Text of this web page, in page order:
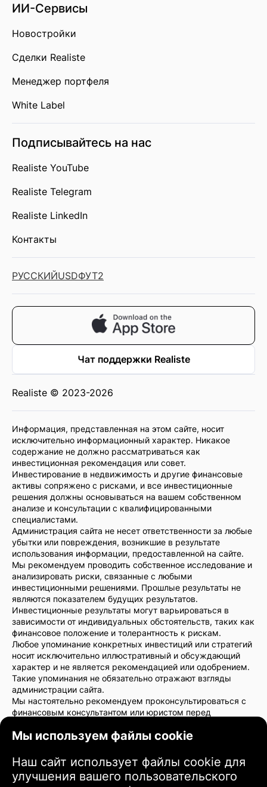
Мы используем файлы cookie
Наш сайт использует файлы cookie для
улучшения вашего пользовательского
ИИ-Сервисы
Новостройки
Сделки Realiste
Менеджер портфеля
White Label
Подписывайтесь на нас
Realiste YouTube
Realiste Telegram
Realiste LinkedIn
Контакты
РУССКИЙUSDФУТ2
Чат поддержки Realiste
Realiste © 2023-2026
Информация, представленная на этом сайте, носит
исключительно информационный характер. Никакое
содержание не должно рассматриваться как
инвестиционная рекомендация или совет.
Инвестирование в недвижимость и другие финансовые
активы сопряжено с рисками, и все инвестиционные
решения должны основываться на вашем собственном
анализе и консультации с квалифицированными
специалистами.
Администрация сайта не несет ответственности за любые
убытки или повреждения, возникшие в результате
использования информации, предоставленной на сайте.
Мы рекомендуем проводить собственное исследование и
анализировать риски, связанные с любыми
инвестиционными решениями. Прошлые результаты не
являются показателем будущих результатов.
Инвестиционные результаты могут варьироваться в
зависимости от индивидуальных обстоятельств, таких как
финансовое положение и толерантность к рискам.
Любое упоминание конкретных инвестиций или стратегий
носит исключительно иллюстративный и обсуждающий
характер и не является рекомендацией или одобрением.
Такие упоминания не обязательно отражают взгляды
администрации сайта.
Мы настоятельно рекомендуем проконсультироваться с
финансовым консультантом или юристом перед
ответственность за свои инвестиционные действия и
Используя этот сайт, вы соглашаетесь с тем, что
администрация сайта не несет ответственности за любые
прямые или косвенные убытки или повреждения,